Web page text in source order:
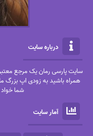
درباره سایت
سایت پارسی رمان یک مرجع معتبر
همراه باشید به زودی اپ بزرگ
شما
آمار سایت